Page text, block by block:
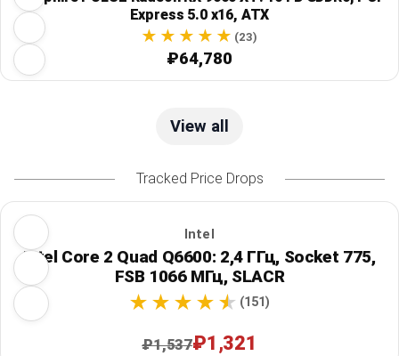
Express 5.0 x16, ATX
(23)
₽64,780
View all
Tracked Price Drops
Intel
Intel Core 2 Quad Q6600: 2,4 ГГц, Socket 775,
FSB 1066 МГц, SLACR
(151)
₽1,537₽1,321